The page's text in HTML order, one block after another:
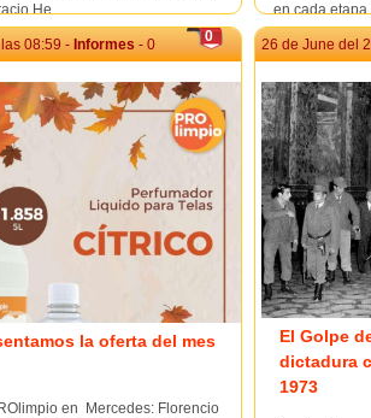
He...
en cada
0
08:59 - Informes - 0
la oferta del mes
en Mercedes: Florencio
26 de June del
El Golpe
dictadura
1973